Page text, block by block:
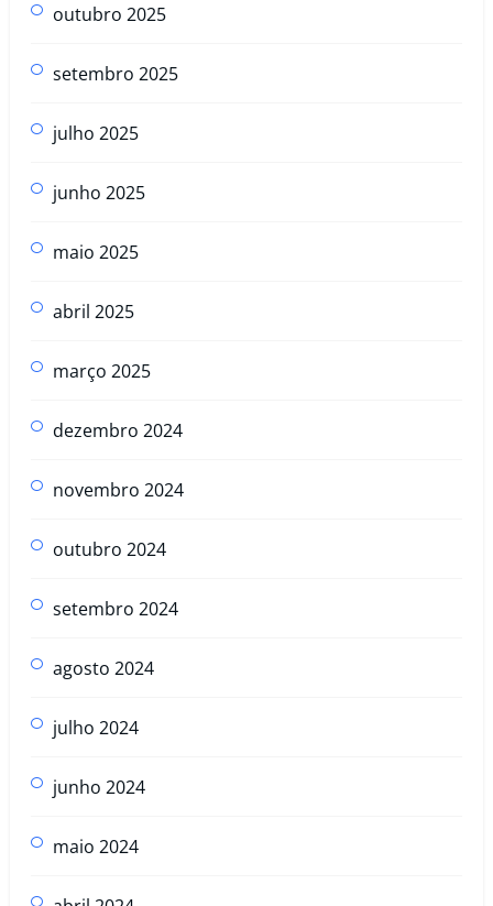
outubro 2025
setembro 2025
julho 2025
junho 2025
maio 2025
abril 2025
março 2025
dezembro 2024
novembro 2024
outubro 2024
setembro 2024
agosto 2024
julho 2024
junho 2024
maio 2024